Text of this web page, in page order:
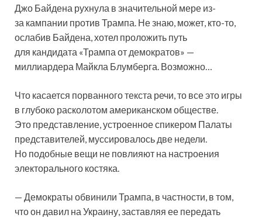
Джо Байдена рухнула в значительной мере из-
за кампании против Трампа. Не знаю, может, кто-то,
ослабив Байдена, хотел проложить путь
для кандидата «Трампа от демократов» —
миллиардера Майкла Блумберга. Возможно…
Что касается порванного текста речи, то все это игры
в глубоко расколотом американском обществе.
Это представление, устроенное спикером Палаты
представителей, муссировалось две недели.
Но подобные вещи не повлияют на настроения
электорального костяка.
— Демократы обвинили Трампа, в частности, в том,
что он давил на Украину, заставляя ее передать